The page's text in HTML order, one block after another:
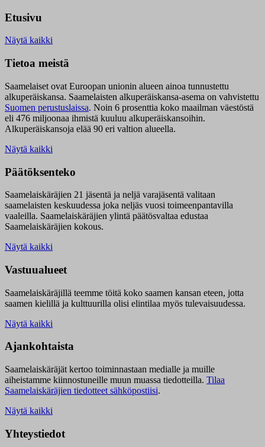
Etusivu
Näytä kaikki
Tietoa meistä
Saamelaiset ovat Euroopan unionin alueen ainoa tunnustettu
alkuperäiskansa. Saamelaisten alkuperäiskansa-asema on vahvistettu
Suomen perustuslaissa. Noin 6 prosenttia koko maailman väestöstä
eli 476 miljoonaa ihmistä kuuluu alkuperäiskansoihin.
Alkuperäiskansoja elää 90 eri valtion alueella.
Näytä kaikki
Päätöksenteko
Saamelaiskäräjien 21 jäsentä ja neljä varajäsentä valitaan
saamelaisten keskuudessa joka neljäs vuosi toimeenpantavilla
vaaleilla. Saamelaiskäräjien ylintä päätösvaltaa edustaa
Saamelaiskäräjien kokous.
Näytä kaikki
Vastuualueet
Saamelaiskäräjillä teemme töitä koko saamen kansan eteen, jotta
saamen kielillä ja kulttuurilla olisi elintilaa myös tulevaisuudessa.
Näytä kaikki
Ajankohtaista
Saamelaiskäräjät kertoo toiminnastaan medialle ja muille
aiheistamme kiinnostuneille muun muassa tiedotteilla. Tilaa
Saamelaiskäräjien tiedotteet sähköpostiisi.
Näytä kaikki
Yhteystiedot